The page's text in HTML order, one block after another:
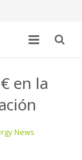
en la
News